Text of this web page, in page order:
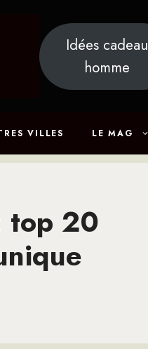
Idées cadeau
homme
VILLES LE MAG
top 20